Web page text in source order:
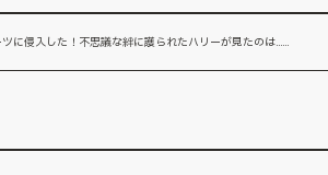
に侵入した！不思議な絆に護られたハリーが見たのは……